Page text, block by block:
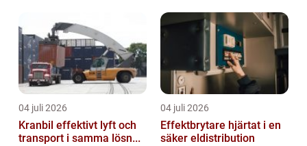
04 juli 2026
Kranbil effektivt lyft och
transport i samma lösn...
04 juli 2026
Effektbrytare hjärtat i en
säker eldistribution